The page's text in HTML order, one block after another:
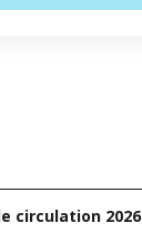
circulation 2026